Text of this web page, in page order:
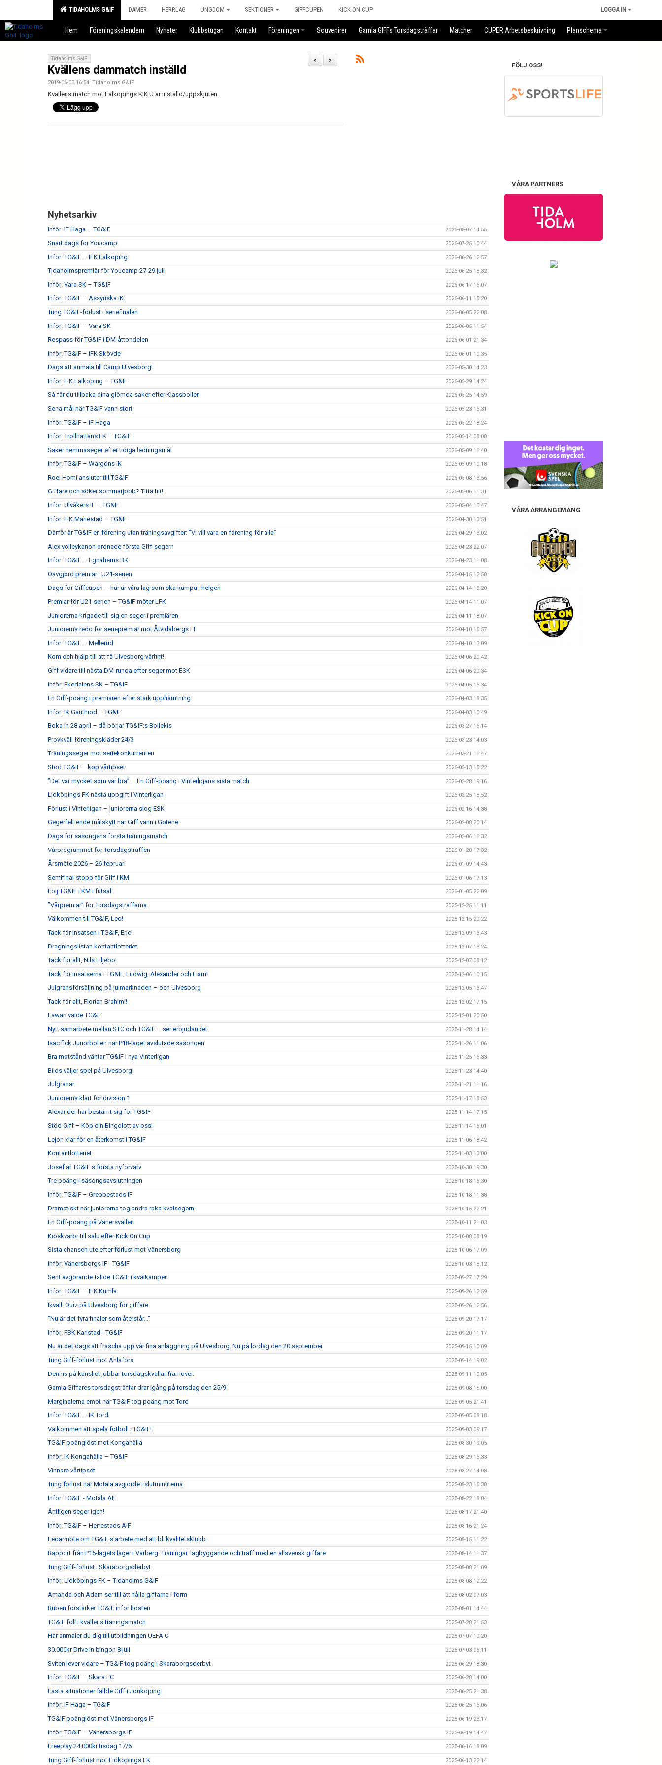
TIDAHOLMS G&IF DAMER HERRLAG UNGDOM SEKTIONER GIFFCUPEN KICK ON CUP LOGGA IN
Hem Föreningskalendern Nyheter Klubbstugan Kontakt Föreningen Souvenirer Gamla GIFFs Torsdagsträffar Matcher CUPER Arbetsbeskrivning Planschema
>
<
Tidaholms G&IF
Kvällens dammatch inställd
2019-06-03 16:54, Tidaholms G&IF
Kvällens match mot Falköpings KIK U är inställd/uppskjuten.
Nyhetsarkiv
Inför: IF Haga – TG&IF 2026-08-07 14:55
Snart dags för Youcamp! 2026-07-25 10:44
Inför: TG&IF – IFK Falköping 2026-06-26 12:57
TIdaholmspremiär för Youcamp 27-29 juli 2026-06-25 18:32
Inför: Vara SK – TG&IF 2026-06-17 16:07
Inför: TG&IF – Assyriska IK 2026-06-11 15:20
Tung TG&IF-förlust i seriefinalen 2026-06-05 22:08
Inför: TG&IF – Vara SK 2026-06-05 11:54
Respass för TG&IF i DM-åttondelen 2026-06-01 21:34
Inför: TG&IF – IFK Skövde 2026-06-01 10:35
Dags att anmäla till Camp Ulvesborg! 2026-05-30 14:23
Inför: IFK Falköping – TG&IF 2026-05-29 14:24
Så får du tillbaka dina glömda saker efter Klassbollen 2026-05-25 14:59
Sena mål när TG&IF vann stort 2026-05-23 15:31
Inför: TG&IF – IF Haga 2026-05-22 18:24
Inför: Trollhättans FK – TG&IF 2026-05-14 08:08
Säker hemmaseger efter tidiga ledningsmål 2026-05-09 16:40
Inför: TG&IF – Wargöns IK 2026-05-09 10:18
Roel Homi ansluter till TG&IF 2026-05-08 13:56
Giffare och söker sommarjobb? Titta hit! 2026-05-06 11:31
Inför: Ulvåkers IF – TG&IF 2026-05-04 15:47
Inför: IFK Mariestad – TG&IF 2026-04-30 13:51
Därför är TG&IF en förening utan träningsavgifter: ”Vi vill vara en förening för alla” 2026-04-29 13:02
Alex volleykanon ordnade första Giff-segern 2026-04-23 22:07
Inför: TG&IF – Egnahems BK 2026-04-23 11:08
Oavgjord premiär i U21-serien 2026-04-15 12:58
Dags för Giffcupen – här är våra lag som ska kämpa i helgen 2026-04-14 18:20
Premiär för U21-serien – TG&IF möter LFK 2026-04-14 11:07
Juniorerna krigade till sig en seger i premiären 2026-04-11 18:07
Juniorerna redo för seriepremiär mot Åtvidabergs FF 2026-04-10 16:57
Inför: TG&IF – Mellerud 2026-04-10 13:09
Kom och hjälp till att få Ulvesborg vårfint! 2026-04-06 20:42
Giff vidare till nästa DM-runda efter seger mot ESK 2026-04-06 20:34
Inför: Ekedalens SK – TG&IF 2026-04-05 15:34
En Giff-poäng i premiären efter stark upphämtning 2026-04-03 18:35
Inför: IK Gauthiod – TG&IF 2026-04-03 10:49
Boka in 28 april – då börjar TG&IF:s Bollekis 2026-03-27 16:14
Provkväll föreningskläder 24/3 2026-03-23 14:03
Träningsseger mot seriekonkurrenten 2026-03-21 16:47
Stöd TG&IF – köp vårtipset! 2026-03-13 15:22
”Det var mycket som var bra” – En Giff-poäng i Vinterligans sista match 2026-02-28 19:16
Lidköpings FK nästa uppgift i Vinterligan 2026-02-25 18:52
Förlust i Vinterligan – juniorerna slog ESK 2026-02-16 14:38
Gegerfelt ende målskytt när Giff vann i Götene 2026-02-08 20:14
Dags för säsongens första träningsmatch 2026-02-06 16:32
Vårprogrammet för Torsdagsträffen 2026-01-20 17:32
Årsmöte 2026 – 26 februari 2026-01-09 14:43
Semifinal-stopp för Giff i KM 2026-01-06 17:13
Följ TG&IF i KM i futsal 2026-01-05 22:09
”Vårpremiär” för Torsdagsträffarna 2025-12-25 11:11
Välkommen till TG&IF, Leo! 2025-12-15 20:22
Tack för insatsen i TG&IF, Eric! 2025-12-09 13:43
Dragningslistan kontantlotteriet 2025-12-07 13:24
Tack för allt, Nils Liljebo! 2025-12-07 08:12
Tack för insatserna i TG&IF, Ludwig, Alexander och Liam! 2025-12-06 10:15
Julgransförsäljning på julmarknaden – och Ulvesborg 2025-12-05 13:47
Tack för allt, Florian Brahimi! 2025-12-02 17:15
Lawan valde TG&IF 2025-12-01 20:50
Nytt samarbete mellan STC och TG&IF – ser erbjudandet 2025-11-28 14:14
Isac fick Junorbollen när P18-laget avslutade säsongen 2025-11-26 11:06
Bra motstånd väntar TG&IF i nya Vinterligan 2025-11-25 16:33
Bilos väljer spel på Ulvesborg 2025-11-23 14:40
Julgranar 2025-11-21 11:16
Juniorerna klart för division 1 2025-11-17 18:53
Alexander har bestämt sig för TG&IF 2025-11-14 17:15
Stöd Giff – Köp din Bingolott av oss! 2025-11-14 16:01
Lejon klar för en återkomst i TG&IF 2025-11-06 18:42
Kontantlotteriet 2025-11-03 13:00
Josef är TG&IF:s första nyförvärv 2025-10-30 19:30
Tre poäng i säsongsavslutningen 2025-10-18 16:30
Inför: TG&IF – Grebbestads IF 2025-10-18 11:38
Dramatiskt när juniorerna tog andra raka kvalsegern 2025-10-15 22:21
En Giff-poäng på Vänersvallen 2025-10-11 21:03
Kioskvaror till salu efter Kick On Cup 2025-10-08 08:19
Sista chansen ute efter förlust mot Vänersborg 2025-10-06 17:09
Inför: Vänersborgs IF - TG&IF 2025-10-03 18:12
Sent avgörande fällde TG&IF i kvalkampen 2025-09-27 17:29
Inför: TG&IF – IFK Kumla 2025-09-26 12:59
Ikväll: Quiz på Ulvesborg för giffare 2025-09-26 12:56
”Nu är det fyra finaler som återstår...” 2025-09-20 17:17
Inför: FBK Karlstad - TG&IF 2025-09-20 11:17
Nu är det dags att fräscha upp vår fina anläggning på Ulvesborg. Nu på lördag den 20 september 2025-09-15 10:09
Tung Giff-förlust mot Ahlafors 2025-09-14 19:02
Dennis på kansliet jobbar torsdagskvällar framöver. 2025-09-11 10:05
Gamla Giffares torsdagsträffar drar igång på torsdag den 25/9 2025-09-08 15:00
Marginalerna emot när TG&IF tog poäng mot Tord 2025-09-05 21:41
Inför: TG&IF – IK Tord 2025-09-05 08:18
Välkommen att spela fotboll i TG&IF! 2025-09-03 09:17
TG&IF poänglöst mot Kongahälla 2025-08-30 19:05
Inför: IK Kongahälla – TG&IF 2025-08-29 15:33
Vinnare vårtipset 2025-08-27 14:08
Tung förlust när Motala avgjorde i slutminuterna 2025-08-23 16:38
Inför: TG&IF - Motala AIF 2025-08-22 18:04
Äntligen seger igen! 2025-08-17 21:40
Inför: TG&IF – Herrestads AIF 2025-08-16 21:24
Ledarmöte om TG&IF:s arbete med att bli kvalitetsklubb 2025-08-15 11:22
Rapport från P15-lagets läger i Varberg: Träningar, lagbyggande och träff med en allsvensk giffare 2025-08-14 11:37
Tung Giff-förlust i Skaraborgsderbyt 2025-08-08 21:09
Inför: Lidköpings FK – Tidaholms G&IF 2025-08-08 12:22
Amanda och Adam ser till att hålla giffarna i form 2025-08-02 07:03
Ruben förstärker TG&IF inför hösten 2025-08-01 14:44
TG&IF föll i kvällens träningsmatch 2025-07-28 21:53
Här anmäler du dig till utbildningen UEFA C 2025-07-07 10:20
30.000kr Drive in bingon 8 juli 2025-07-03 06:11
Sviten lever vidare – TG&IF tog poäng i Skaraborgsderbyt 2025-06-29 18:30
Inför: TG&IF – Skara FC 2025-06-28 14:00
Fasta situationer fällde Giff i Jönköping 2025-06-25 21:38
Inför: IF Haga – TG&IF 2025-06-25 15:06
TG&IF poänglöst mot Vänersborgs IF 2025-06-19 23:17
Inför: TG&IF – Vänersborgs IF 2025-06-19 14:47
Freeplay 24.000kr tisdag 17/6 2025-06-16 18:09
Tung Giff-förlust mot Lidköpings FK 2025-06-13 22:14
FÖLJ OSS!
VÅRA PARTNERS
VÅRA ARRANGEMANG